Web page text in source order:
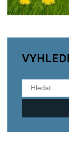
Vyhledávání